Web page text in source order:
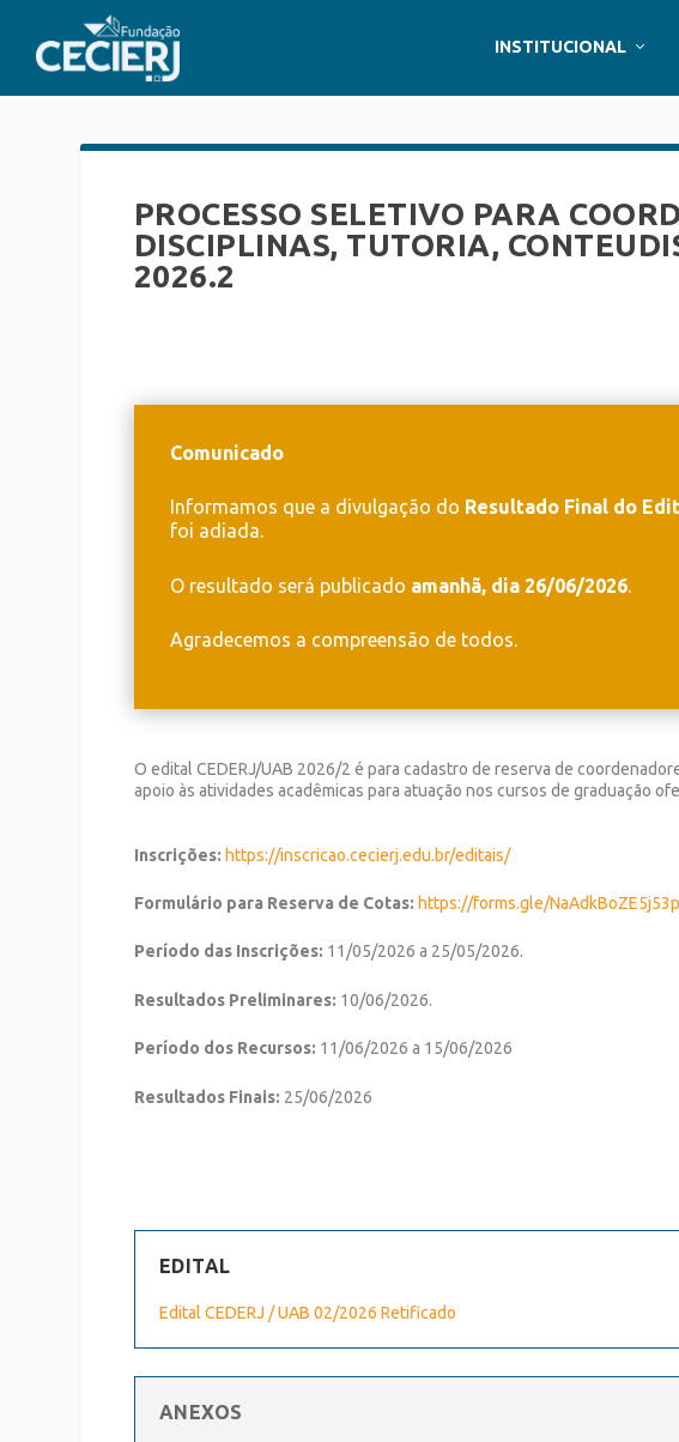
INSTITUCIONAL
PROCESSO SELETIVO PARA
DISCIPLINAS, TUTORIA,
2026.2
Comunicado
Informamos que a divulgação do Resultado Final do
foi adiada.
O resultado será publicado amanhã, dia 26/06/2026.
Agradecemos a compreensão de todos.
O edital CEDERJ/UAB 2026/2 é para cadastro de reserva de
apoio às atividades acadêmicas para atuação nos cursos de graduação
Inscrições: https://inscricao.cecierj.edu.br/editais/
Formulário para Reserva de Cotas: https://forms.gle/
Período das Inscrições: 11/05/2026 a 25/05/2026.
Resultados Preliminares: 10/06/2026.
Período dos Recursos: 11/06/2026 a 15/06/2026
Resultados Finais: 25/06/2026
EDITAL
Edital CEDERJ / UAB 02/2026 Retificado
ANEXOS